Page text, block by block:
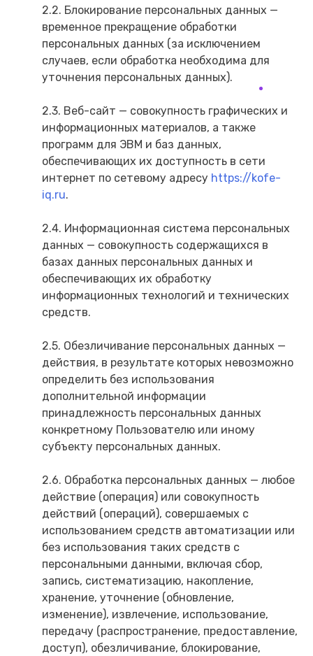
2.2. Блокирование персональных данных —
временное прекращение обработки
персональных данных (за исключением
случаев, если обработка необходима для
уточнения персональных данных).
2.3. Веб-сайт — совокупность графических и
информационных материалов, а также
программ для ЭВМ и баз данных,
обеспечивающих их доступность в сети
интернет по сетевому адресу https://kofe-
iq.ru.
2.4. Информационная система персональных
данных — совокупность содержащихся в
базах данных персональных данных и
обеспечивающих их обработку
информационных технологий и технических
средств.
2.5. Обезличивание персональных данных —
действия, в результате которых невозможно
определить без использования
дополнительной информации
принадлежность персональных данных
конкретному Пользователю или иному
субъекту персональных данных.
2.6. Обработка персональных данных — любое
действие (операция) или совокупность
действий (операций), совершаемых с
использованием средств автоматизации или
без использования таких средств с
персональными данными, включая сбор,
запись, систематизацию, накопление,
хранение, уточнение (обновление,
изменение), извлечение, использование,
передачу (распространение, предоставление,
доступ), обезличивание, блокирование,